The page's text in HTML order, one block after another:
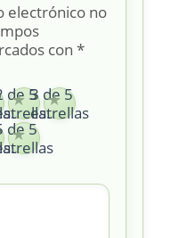
electrónico no
con *
de 53 de 5
estrellas
de 5